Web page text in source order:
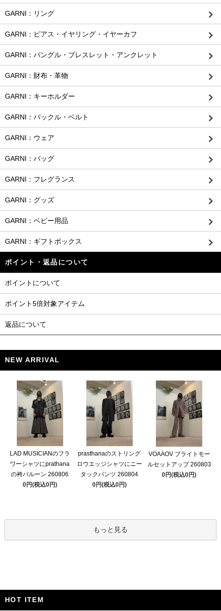
GARNI：リング
GARNI：ピアス・イヤリング・イヤーカフ
GARNI：バングル・ブレスレット・アンクレット
GARNI：財布・革物
GARNI：キーホルダー
GARNI：バックル・ベルト
GARNI：ウェア
GARNI：バッグ
GARNI：フレグランス
GARNI：グッズ
GARNI：ベビー用品
GARNI：ギフトボックス
ポイント・返品について
ポイントについて
ポイント5倍対象アイテム
返品について
NEW ARRIVAL
LAD MUSICIANのフラ
ワーシャツにprathana
の袴バルーン 260806
0円(税込0円)
prasthanaのストリング
ロウエッジシャツにニー
タックパンツ 260804
0円(税込0円)
VOAAOV ブライトモー
ルセットアップ 260803
0円(税込0円)
もっと見る
HOT ITEM